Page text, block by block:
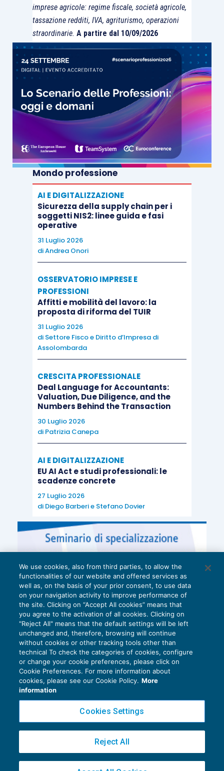
imprese agricole: regime fiscale, società agricole,
tassazione redditi, IVA, agriturismo, operazioni
straordinarie. A partire dal 10/09/2026
Mondo professione
AI E DIGITALIZZAZIONE
Sicurezza della supply chain per i
soggetti NIS2: linee guida e fasi
operative
31 Luglio 2026
diAndrea Onori
OSSERVATORIO IMPRESE E
PROFESSIONI
Affitti e mobilità del lavoro: la
proposta di riforma del TUIR
31 Luglio 2026
di Settore Fisco e Diritto d’Impresa di
Assolombarda
CRESCITA PROFESSIONALE
Deal Language for Accountants:
Valuation, Due Diligence, and the
Numbers Behind the Transaction
30 Luglio 2026
di Patrizia Canepa
AI E DIGITALIZZAZIONE
EU AI Act e studi professionali: le
scadenze concrete
27 Luglio 2026
di Diego Barberie Stefano Dovier
Privacy Policy
Cookie Policy
Copyright 2016 ©Gruppo Euroconference S.p.A.v2.32.4
Piazza Luigi Einaudi, 10N01 - 20124 Milano - info@ecnews.it
We use cookies, also from third parties, to allow the
functionalities of our website and offered services as
well as, on the basis of your prior consent, to use data
on your navigation activity to improve performance of
the site. Clicking on “Accept All cookies” means that
you agree to the activation of all cookies. Clicking on
"Reject All" means that the default settings will be left
unchanged and, therefore, browsing will continue
without cookies or other tracking tools other than
technical To check the categories of cookies, configure
or change your cookie preferences, please click on
Cookie Preferences. For more information about
cookies, please see our Cookie Policy. More
information
Cookies Settings
Reject All